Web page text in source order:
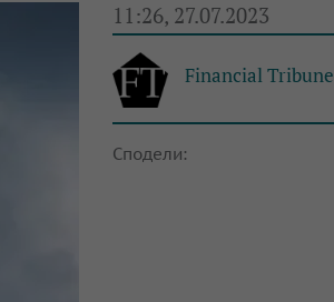
11:26, 27.07.2023
Financial Tribune
Сподели: